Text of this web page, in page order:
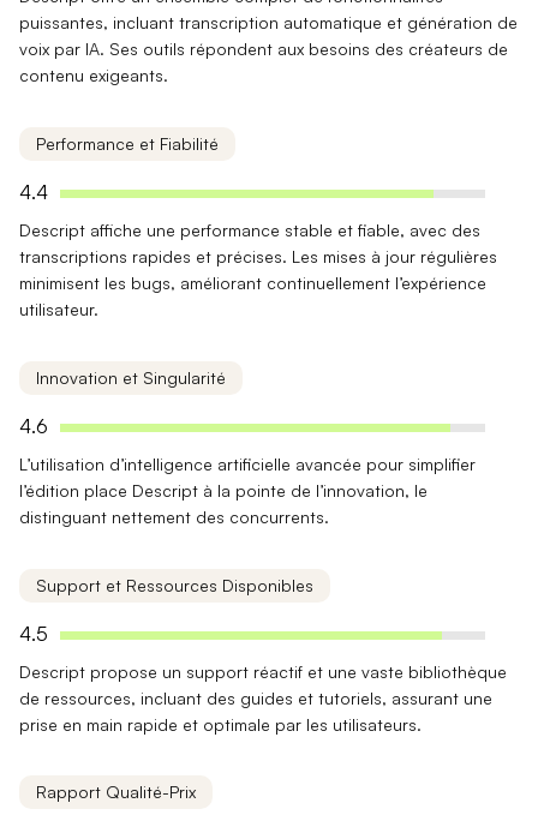
puissantes, incluant transcription automatique et génération de
voix par IA. Ses outils répondent aux besoins des créateurs de
contenu exigeants.
Performance et Fiabilité
4.4
Descript affiche une performance stable et fiable, avec des
transcriptions rapides et précises. Les mises à jour régulières
minimisent les bugs, améliorant continuellement l’expérience
utilisateur.
Innovation et Singularité
4.6
L’utilisation d’intelligence artificielle avancée pour simplifier
l’édition place Descript à la pointe de l’innovation, le
distinguant nettement des concurrents.
Support et Ressources Disponibles
4.5
Descript propose un support réactif et une vaste bibliothèque
de ressources, incluant des guides et tutoriels, assurant une
prise en main rapide et optimale par les utilisateurs.
Rapport Qualité-Prix